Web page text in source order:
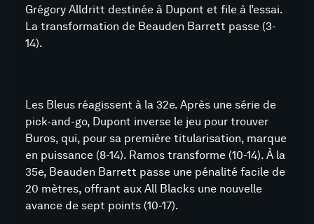
Grégory Alldritt destinée à Dupont et file à l’essai.
La transformation de Beauden Barrett passe (3-
14).
Les Bleus réagissent à la 32e. Après une série de
pick-and-go, Dupont inverse le jeu pour trouver
Buros, qui, pour sa première titularisation, marque
en puissance (8-14). Ramos transforme (10-14). À la
35e, Beauden Barrett passe une pénalité facile de
20 mètres, offrant aux All Blacks une nouvelle
avance de sept points (10-17).